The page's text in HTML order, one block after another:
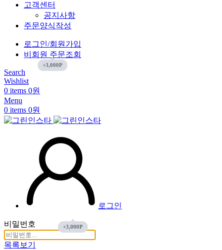
고객센터
공지사항
주문양식작성
로그인/회원가입
비회원 주문조회
Search
Wishlist
0 items 0원
Menu
0 items 0원
로그인
비밀번호
목록보기